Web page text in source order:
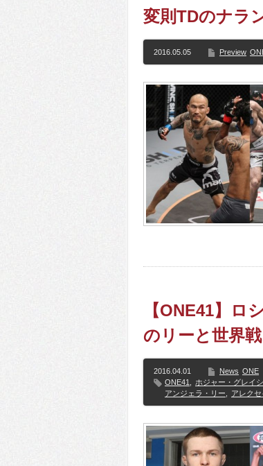
変則TDのナラ
2016.05.05 Preview
【ONE41】ロ
のリーと世界
2016.04.01 News ONE
ONE41
ホジャー・グレイ
アンジェラ・リー
アレク